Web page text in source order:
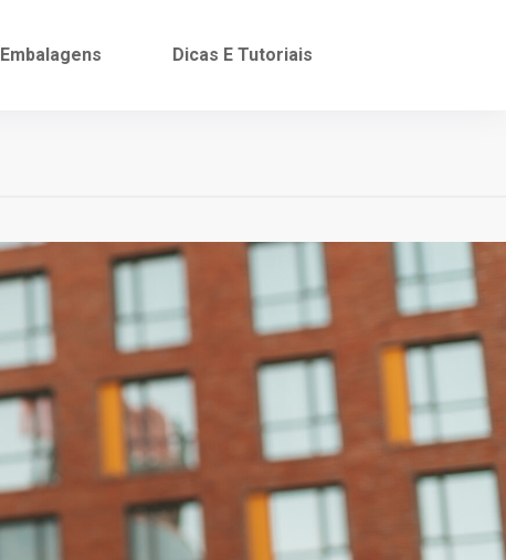
Embalagens Dicas E Tutoriais